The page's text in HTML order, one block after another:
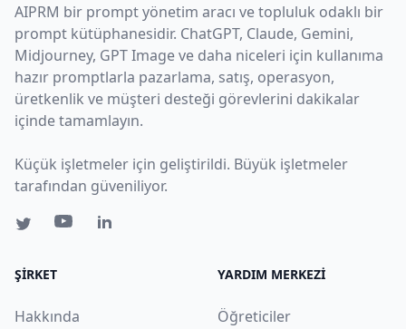
AIPRM bir prompt yönetim aracı ve topluluk odaklı bir
prompt kütüphanesidir. ChatGPT, Claude, Gemini,
Midjourney, GPT Image ve daha niceleri için kullanıma
hazır promptlarla pazarlama, satış, operasyon,
üretkenlik ve müşteri desteği görevlerini dakikalar
içinde tamamlayın.
Küçük işletmeler için geliştirildi. Büyük işletmeler
tarafından güveniliyor.
ŞIRKET
Hakkında
YARDIM MERKEZI
Öğreticiler